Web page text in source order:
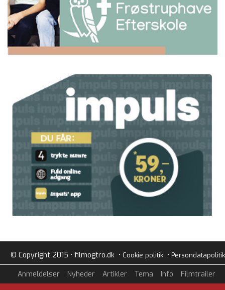
© Copyright 2015 • filmogtro.dk • Cookie politik• Persondatapolitik
Anmeldelser Nyheder Artikler Tema Info Filmtrailer